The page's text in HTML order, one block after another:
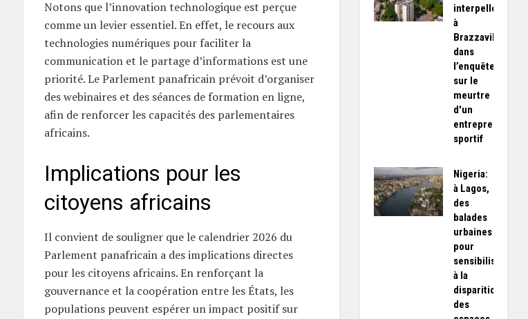
Notons que l’innovation technologique est perçue
comme un levier essentiel. En effet, le recours aux
technologies numériques pour faciliter la
communication et le partage d’informations est une
priorité. Le Parlement panafricain prévoit d’organiser
des webinaires et des séances de formation en ligne,
afin de renforcer les capacités des parlementaires
africains.
Implications pour les
citoyens africains
Il convient de souligner que le calendrier 2026 du
Parlement panafricain a des implications directes
pour les citoyens africains. En renforçant la
gouvernance et la coopération entre les États, les
populations peuvent espérer un impact positif sur
interpellé
à
Brazzaville
dans
l’enquête
sur le
meurtre
d'un
entrepreneur
sportif
Nigeria:
à Lagos,
des
balades
urbaines
pour
sensibiliser
à la
disparition
des